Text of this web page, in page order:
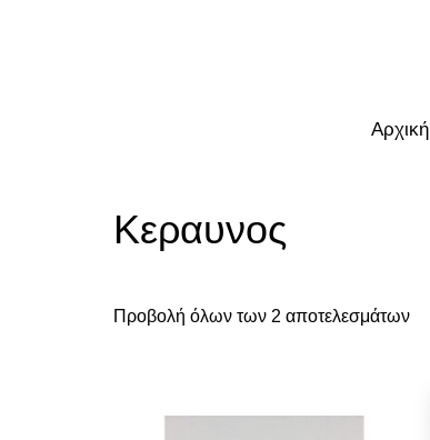
Αρχική
Κεραυνος
Προβολή όλων των 2 αποτελεσμάτων